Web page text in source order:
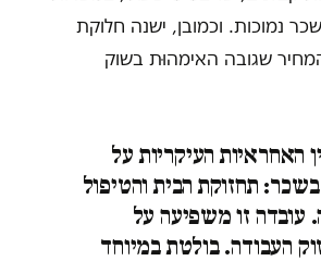
נמוכות. וכמובן, ישנה חלוקת
שגובה האימהוּת בשוק
האחראיות העיקריות על
תחזוקת הבית והטיפול
עובדה זו משפיעה על
העבודה. בולטת במיוחד